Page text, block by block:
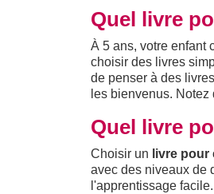
Quel livre
À 5 ans, votre enfant
choisir des livres
de penser à des
les bienvenus.
Quel livre
Choisir un livre pour
avec des niveaux de
l'apprentissage